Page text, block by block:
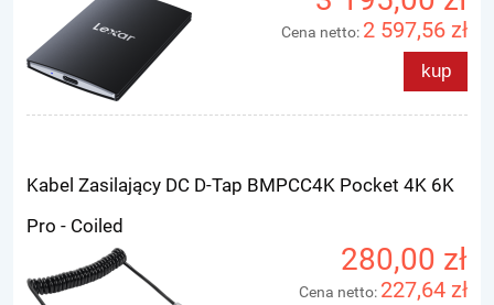
Cena netto: 2 597,56 zł
kup
Kabel Zasilający DC D-Tap BMPCC4K Pocket 4K 6K
Pro - Coiled
280,00 zł
Cena netto: 227,64 zł